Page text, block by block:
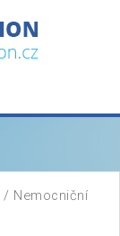
/ Nemocniční